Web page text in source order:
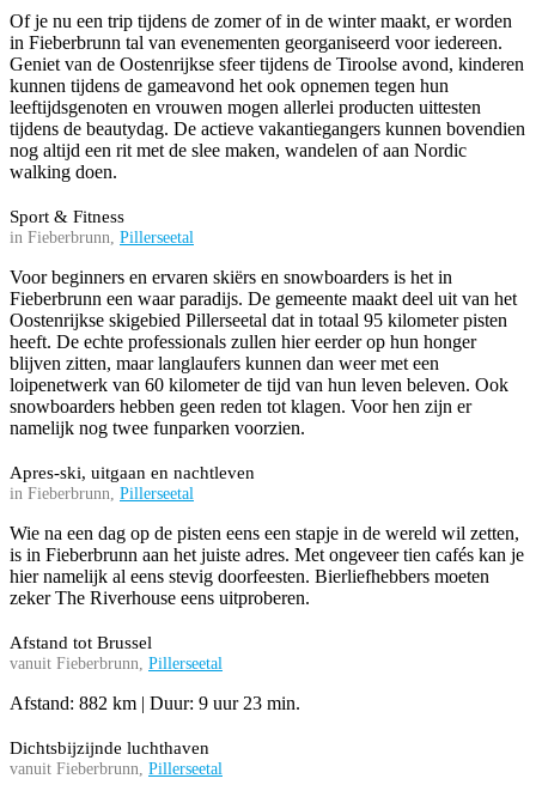
Of je nu een trip tijdens de zomer of in de winter maakt, er worden
in Fieberbrunn tal van evenementen georganiseerd voor iedereen.
Geniet van de Oostenrijkse sfeer tijdens de Tiroolse avond, kinderen
kunnen tijdens de gameavond het ook opnemen tegen hun
leeftijdsgenoten en vrouwen mogen allerlei producten uittesten
tijdens de beautydag. De actieve vakantiegangers kunnen bovendien
nog altijd een rit met de slee maken, wandelen of aan Nordic
walking doen.
Sport & Fitness
in Fieberbrunn, Pillerseetal
Voor beginners en ervaren skiërs en snowboarders is het in
Fieberbrunn een waar paradijs. De gemeente maakt deel uit van het
Oostenrijkse skigebied Pillerseetal dat in totaal 95 kilometer pisten
heeft. De echte professionals zullen hier eerder op hun honger
blijven zitten, maar langlaufers kunnen dan weer met een
loipenetwerk van 60 kilometer de tijd van hun leven beleven. Ook
snowboarders hebben geen reden tot klagen. Voor hen zijn er
namelijk nog twee funparken voorzien.
Apres-ski, uitgaan en nachtleven
in Fieberbrunn, Pillerseetal
Wie na een dag op de pisten eens een stapje in de wereld wil zetten,
is in Fieberbrunn aan het juiste adres. Met ongeveer tien cafés kan je
hier namelijk al eens stevig doorfeesten. Bierliefhebbers moeten
zeker The Riverhouse eens uitproberen.
Afstand tot Brussel
vanuit Fieberbrunn, Pillerseetal
Afstand: 882 km | Duur: 9 uur 23 min.
Dichtsbijzijnde luchthaven
vanuit Fieberbrunn, Pillerseetal